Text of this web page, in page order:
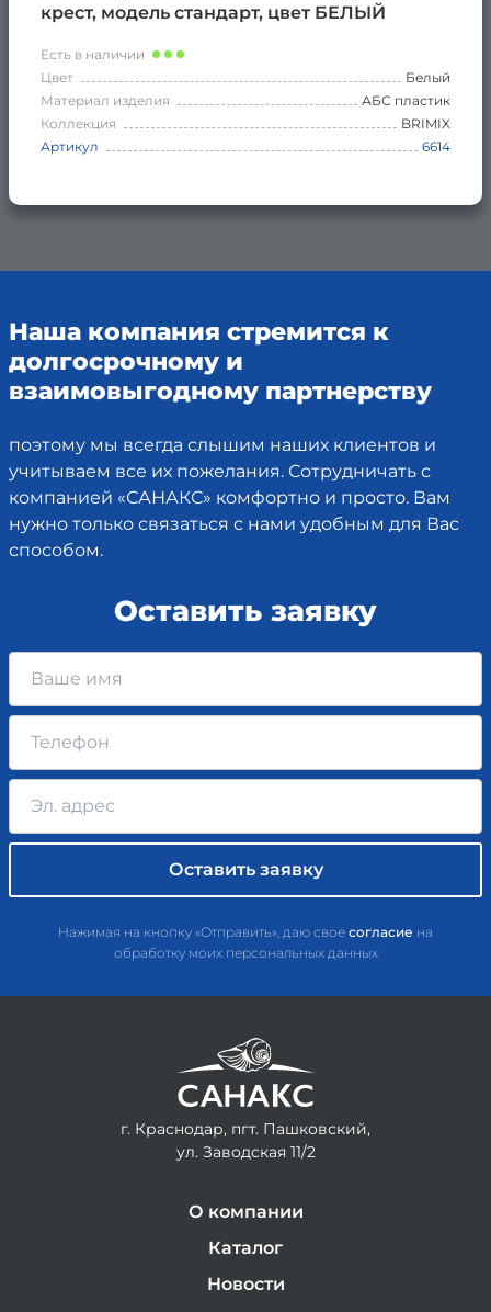
крест, модель стандарт, цвет БЕЛЫЙ
Есть в наличии
Цвет
Белый
Материал изделия
АБС пластик
Коллекция
BRIMIX
Артикул
6614
Наша компания стремится к
долгосрочному и
взаимовыгодному партнерству
поэтому мы всегда слышим наших клиентов и
учитываем все их пожелания. Сотрудничать с
компанией «САНАКС» комфортно и просто. Вам
нужно только связаться с нами удобным для Вас
способом.
Оставить заявку
Нажимая на кнопку «Отправить», даю свое согласие на
обработку моих персональных данных
г. Краснодар, пгт. Пашковский,
ул. Заводская 11/2
О компании
Каталог
Новости